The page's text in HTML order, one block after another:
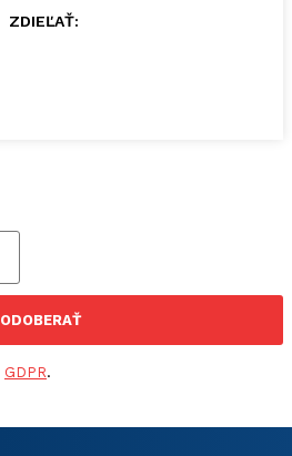
ZDIEĽAŤ:
ODOBERAŤ
GDPR.